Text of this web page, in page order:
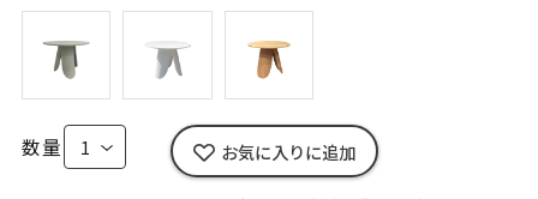
数量 お気に入りに追加